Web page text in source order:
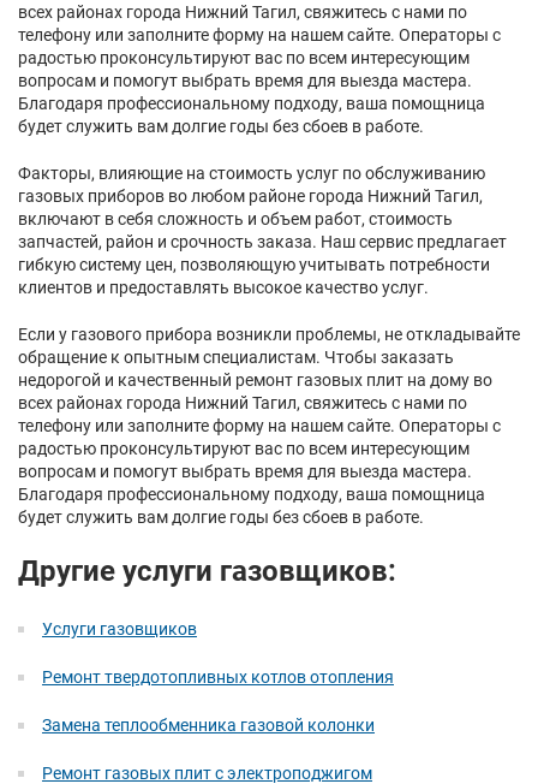
всех районах города Нижний Тагил, свяжитесь с нами по
телефону или заполните форму на нашем сайте. Операторы с
радостью проконсультируют вас по всем интересующим
вопросам и помогут выбрать время для выезда мастера.
Благодаря профессиональному подходу, ваша помощница
будет служить вам долгие годы без сбоев в работе.
Факторы, влияющие на стоимость услуг по обслуживанию
газовых приборов во любом районе города Нижний Тагил,
включают в себя сложность и объем работ, стоимость
запчастей, район и срочность заказа. Наш сервис предлагает
гибкую систему цен, позволяющую учитывать потребности
клиентов и предоставлять высокое качество услуг.
Если у газового прибора возникли проблемы, не откладывайте
обращение к опытным специалистам. Чтобы заказать
недорогой и качественный ремонт газовых плит на дому во
всех районах города Нижний Тагил, свяжитесь с нами по
телефону или заполните форму на нашем сайте. Операторы с
радостью проконсультируют вас по всем интересующим
вопросам и помогут выбрать время для выезда мастера.
Благодаря профессиональному подходу, ваша помощница
будет служить вам долгие годы без сбоев в работе.
Другие услуги газовщиков:
Услуги газовщиков
Ремонт твердотопливных котлов отопления
Замена теплообменника газовой колонки
Ремонт газовых плит с электроподжигом